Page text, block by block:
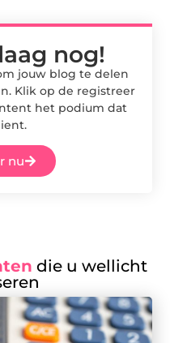
nog!
jouw blog te delen
Klik op de registreer
het podium dat
nu
die u wellicht